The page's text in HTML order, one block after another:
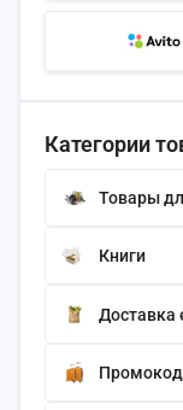
Категории
Товары
Книги
Доставка